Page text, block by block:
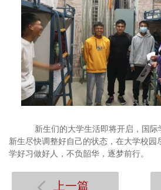
新生们的大学生活即将开启，国际
新生尽快调整好自己的状态，在大学校园
学好习做好人，不负韶华，逐梦前行。
上一篇